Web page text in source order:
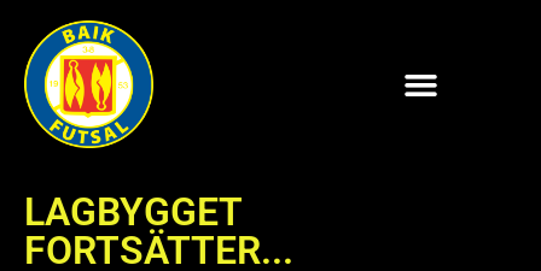
LAGBYGGET
FORTSÄTTER...